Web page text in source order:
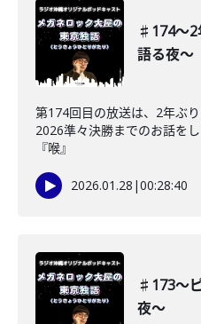
♯174〜2
語る夜〜
第174回目の放送は、2年ぶ
2026準々決勝までのお話を
『喉』
2026.01.28 |00:28:40
♯173〜
夜〜